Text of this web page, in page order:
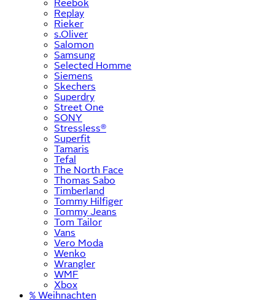
Reebok
Replay
Rieker
s.Oliver
Salomon
Samsung
Selected Homme
Siemens
Skechers
Superdry
Street One
SONY
Stressless®
Superfit
Tamaris
Tefal
The North Face
Thomas Sabo
Timberland
Tommy Hilfiger
Tommy Jeans
Tom Tailor
Vans
Vero Moda
Wenko
Wrangler
WMF
Xbox
% Weihnachten